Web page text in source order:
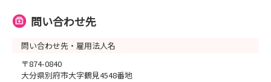
問い合わせ先
問い合わせ先・雇用法人名
〒874-0840
大分県別府市大字鶴見4548番地